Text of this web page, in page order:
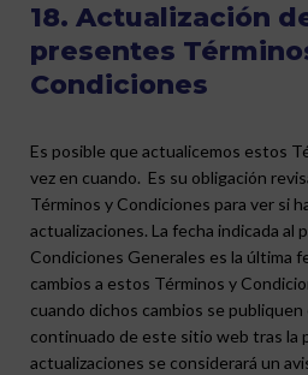
18. Actualización
presentes
Condiciones
Es posible que actualicemos estos
vez en cuando. Es su obligación
Términos y Condiciones para ver si
actualizaciones. La fecha indicada al
Condiciones Generales es la última
cambios a estos Términos y
cuando dichos cambios se
continuado de este sitio web tras la
actualizaciones se considerará un